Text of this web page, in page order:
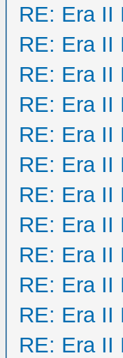
RE: Era II
RE: Era II
RE: Era II
RE: Era II
RE: Era II
RE: Era II
RE: Era II
RE: Era II
RE: Era II
RE: Era II
RE: Era II
RE: Era II